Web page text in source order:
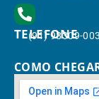
TELEFONE
(91) 98309-
COMO